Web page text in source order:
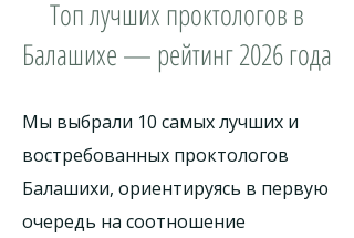
Топ лучших проктологов в
Балашихе — рейтинг 2026 года
Мы выбрали 10 самых лучших и
востребованных проктологов
Балашихи, ориентируясь в первую
очередь на соотношение